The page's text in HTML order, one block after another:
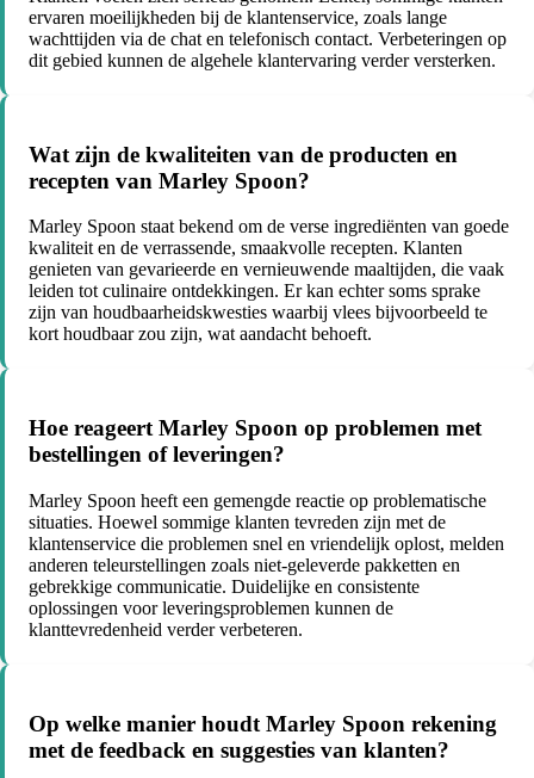
ervaren moeilijkheden bij de klantenservice, zoals lange
wachttijden via de chat en telefonisch contact. Verbeteringen op
dit gebied kunnen de algehele klantervaring verder versterken.
Wat zijn de kwaliteiten van de producten en
recepten van Marley Spoon?
Marley Spoon staat bekend om de verse ingrediënten van goede
kwaliteit en de verrassende, smaakvolle recepten. Klanten
genieten van gevarieerde en vernieuwende maaltijden, die vaak
leiden tot culinaire ontdekkingen. Er kan echter soms sprake
zijn van houdbaarheidskwesties waarbij vlees bijvoorbeeld te
kort houdbaar zou zijn, wat aandacht behoeft.
Hoe reageert Marley Spoon op problemen met
bestellingen of leveringen?
Marley Spoon heeft een gemengde reactie op problematische
situaties. Hoewel sommige klanten tevreden zijn met de
klantenservice die problemen snel en vriendelijk oplost, melden
anderen teleurstellingen zoals niet-geleverde pakketten en
gebrekkige communicatie. Duidelijke en consistente
oplossingen voor leveringsproblemen kunnen de
klanttevredenheid verder verbeteren.
Op welke manier houdt Marley Spoon rekening
met de feedback en suggesties van klanten?